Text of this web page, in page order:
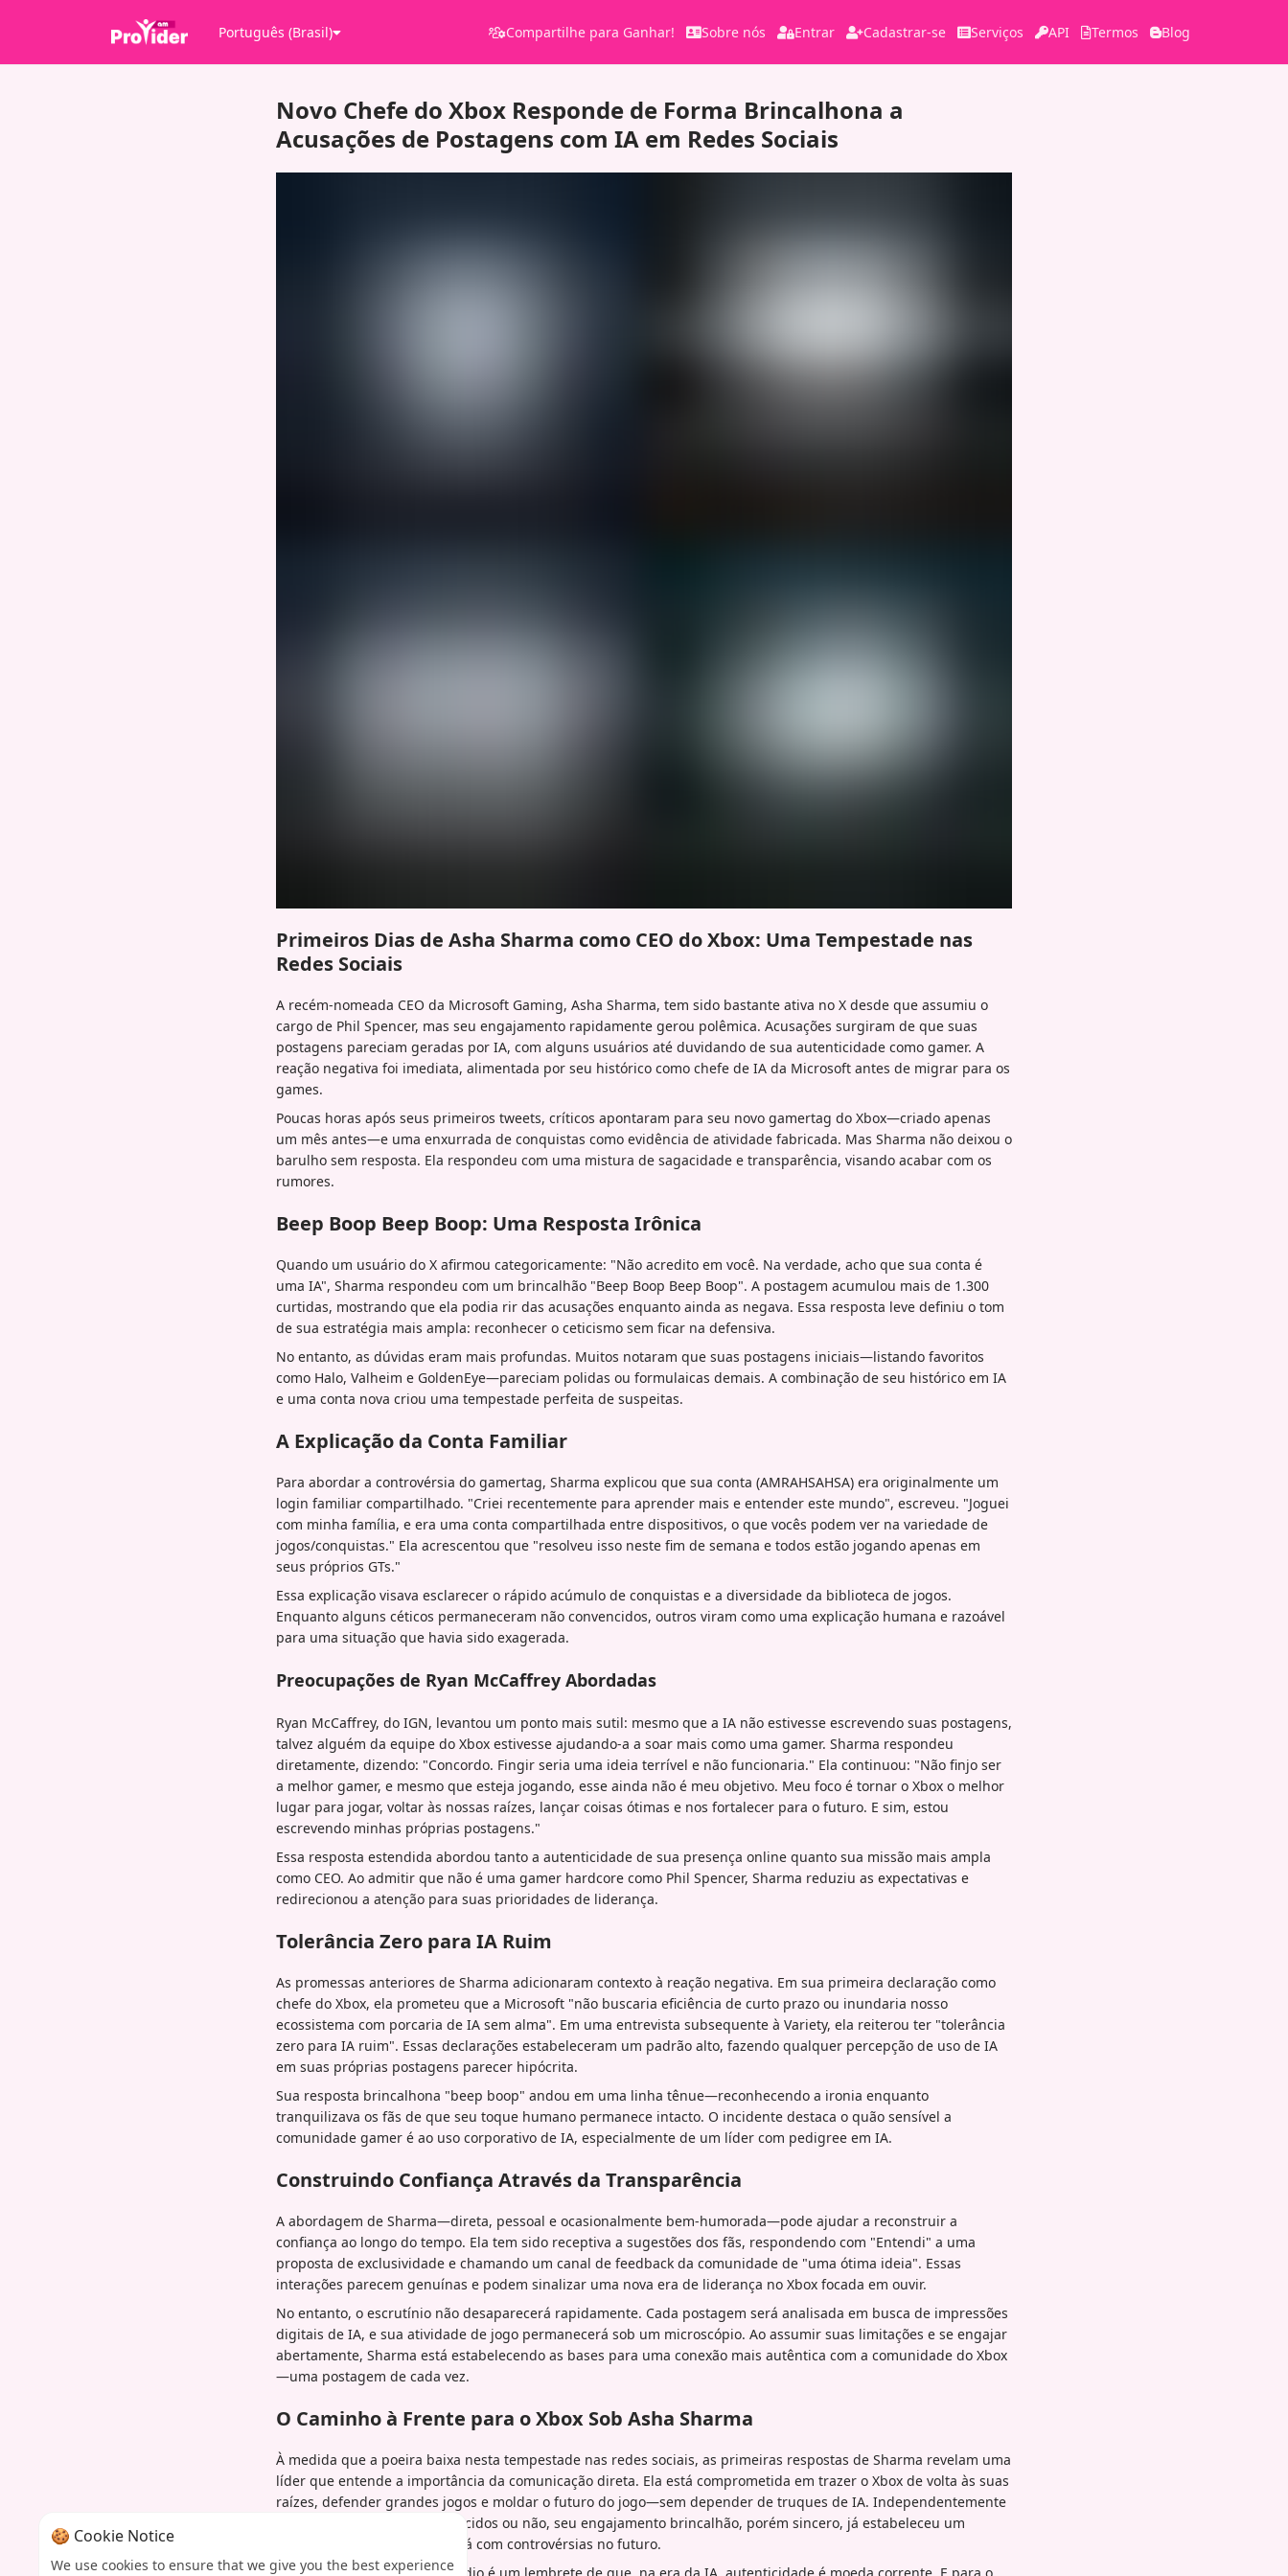
Português (Brasil) Compartilhe para Ganhar! Sobre nós Entrar Cadastrar-se Serviços API Termos Blog
Novo Chefe do Xbox Responde de Forma Brincalhona a
Acusações de Postagens com IA em Redes Sociais
Primeiros Dias de Asha Sharma como CEO do Xbox: Uma Tempestade nas
Redes Sociais
A recém-nomeada CEO da Microsoft Gaming, Asha Sharma, tem sido bastante ativa no X desde que assumiu o
cargo de Phil Spencer, mas seu engajamento rapidamente gerou polêmica. Acusações surgiram de que suas
postagens pareciam geradas por IA, com alguns usuários até duvidando de sua autenticidade como gamer. A
reação negativa foi imediata, alimentada por seu histórico como chefe de IA da Microsoft antes de migrar para os
games.
Poucas horas após seus primeiros tweets, críticos apontaram para seu novo gamertag do Xbox—criado apenas
um mês antes—e uma enxurrada de conquistas como evidência de atividade fabricada. Mas Sharma não deixou o
barulho sem resposta. Ela respondeu com uma mistura de sagacidade e transparência, visando acabar com os
rumores.
Beep Boop Beep Boop: Uma Resposta Irônica
Quando um usuário do X afirmou categoricamente: "Não acredito em você. Na verdade, acho que sua conta é
uma IA", Sharma respondeu com um brincalhão "Beep Boop Beep Boop". A postagem acumulou mais de 1.300
curtidas, mostrando que ela podia rir das acusações enquanto ainda as negava. Essa resposta leve definiu o tom
de sua estratégia mais ampla: reconhecer o ceticismo sem ficar na defensiva.
No entanto, as dúvidas eram mais profundas. Muitos notaram que suas postagens iniciais—listando favoritos
como Halo, Valheim e GoldenEye—pareciam polidas ou formulaicas demais. A combinação de seu histórico em IA
e uma conta nova criou uma tempestade perfeita de suspeitas.
A Explicação da Conta Familiar
Para abordar a controvérsia do gamertag, Sharma explicou que sua conta (AMRAHSAHSA) era originalmente um
login familiar compartilhado. "Criei recentemente para aprender mais e entender este mundo", escreveu. "Joguei
com minha família, e era uma conta compartilhada entre dispositivos, o que vocês podem ver na variedade de
jogos/conquistas." Ela acrescentou que "resolveu isso neste fim de semana e todos estão jogando apenas em
seus próprios GTs."
Essa explicação visava esclarecer o rápido acúmulo de conquistas e a diversidade da biblioteca de jogos.
Enquanto alguns céticos permaneceram não convencidos, outros viram como uma explicação humana e razoável
para uma situação que havia sido exagerada.
Preocupações de Ryan McCaffrey Abordadas
Ryan McCaffrey, do IGN, levantou um ponto mais sutil: mesmo que a IA não estivesse escrevendo suas postagens,
talvez alguém da equipe do Xbox estivesse ajudando-a a soar mais como uma gamer. Sharma respondeu
diretamente, dizendo: "Concordo. Fingir seria uma ideia terrível e não funcionaria." Ela continuou: "Não finjo ser
a melhor gamer, e mesmo que esteja jogando, esse ainda não é meu objetivo. Meu foco é tornar o Xbox o melhor
lugar para jogar, voltar às nossas raízes, lançar coisas ótimas e nos fortalecer para o futuro. E sim, estou
escrevendo minhas próprias postagens."
Essa resposta estendida abordou tanto a autenticidade de sua presença online quanto sua missão mais ampla
como CEO. Ao admitir que não é uma gamer hardcore como Phil Spencer, Sharma reduziu as expectativas e
redirecionou a atenção para suas prioridades de liderança.
Tolerância Zero para IA Ruim
As promessas anteriores de Sharma adicionaram contexto à reação negativa. Em sua primeira declaração como
chefe do Xbox, ela prometeu que a Microsoft "não buscaria eficiência de curto prazo ou inundaria nosso
ecossistema com porcaria de IA sem alma". Em uma entrevista subsequente à Variety, ela reiterou ter "tolerância
zero para IA ruim". Essas declarações estabeleceram um padrão alto, fazendo qualquer percepção de uso de IA
em suas próprias postagens parecer hipócrita.
Sua resposta brincalhona "beep boop" andou em uma linha tênue—reconhecendo a ironia enquanto
tranquilizava os fãs de que seu toque humano permanece intacto. O incidente destaca o quão sensível a
comunidade gamer é ao uso corporativo de IA, especialmente de um líder com pedigree em IA.
Construindo Confiança Através da Transparência
A abordagem de Sharma—direta, pessoal e ocasionalmente bem-humorada—pode ajudar a reconstruir a
confiança ao longo do tempo. Ela tem sido receptiva a sugestões dos fãs, respondendo com "Entendi" a uma
proposta de exclusividade e chamando um canal de feedback da comunidade de "uma ótima ideia". Essas
interações parecem genuínas e podem sinalizar uma nova era de liderança no Xbox focada em ouvir.
No entanto, o escrutínio não desaparecerá rapidamente. Cada postagem será analisada em busca de impressões
digitais de IA, e sua atividade de jogo permanecerá sob um microscópio. Ao assumir suas limitações e se engajar
abertamente, Sharma está estabelecendo as bases para uma conexão mais autêntica com a comunidade do Xbox
—uma postagem de cada vez.
O Caminho à Frente para o Xbox Sob Asha Sharma
À medida que a poeira baixa nesta tempestade nas redes sociais, as primeiras respostas de Sharma revelam uma
líder que entende a importância da comunicação direta. Ela está comprometida em trazer o Xbox de volta às suas
raízes, defender grandes jogos e moldar o futuro do jogo—sem depender de truques de IA. Independentemente
de os céticos estarem convencidos ou não, seu engajamento brincalhão, porém sincero, já estabeleceu um
precedente de como ela lidará com controvérsias no futuro.
🍪 Cookie Notice
We use cookies to ensure that we give you the best experience